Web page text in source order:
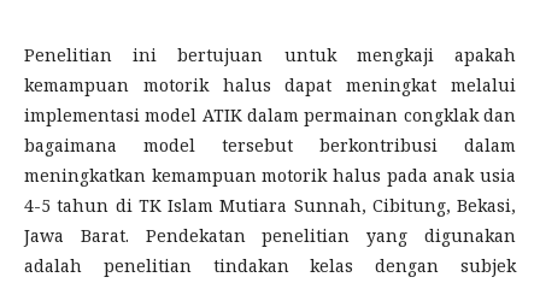
Penelitian ini bertujuan untuk mengkaji apakah
kemampuan motorik halus dapat meningkat melalui
implementasi model ATIK dalam permainan congklak dan
bagaimana model tersebut berkontribusi dalam
meningkatkan kemampuan motorik halus pada anak usia
4-5 tahun di TK Islam Mutiara Sunnah, Cibitung, Bekasi,
Jawa Barat. Pendekatan penelitian yang digunakan
adalah penelitian tindakan kelas dengan subjek